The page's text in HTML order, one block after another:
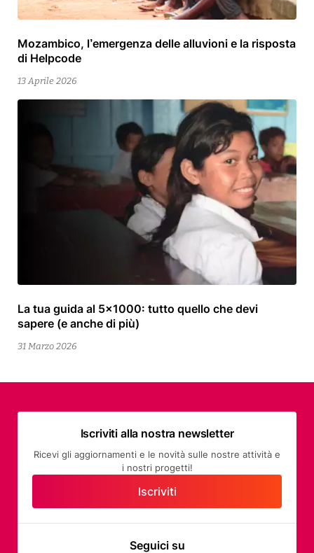
Mozambico, l’emergenza delle alluvioni e la risposta
di Helpcode
13 Aprile 2026
15
Aprile
2026
La tua guida al 5×1000: tutto quello che devi
sapere (e anche di più)
31 Marzo 2026
13
Aprile
2026
Seguici su
Iscriviti alla nostra newsletter
Ricevi gli aggiornamenti e le novità sulle nostre attività e
i nostri progetti!
Iscriviti